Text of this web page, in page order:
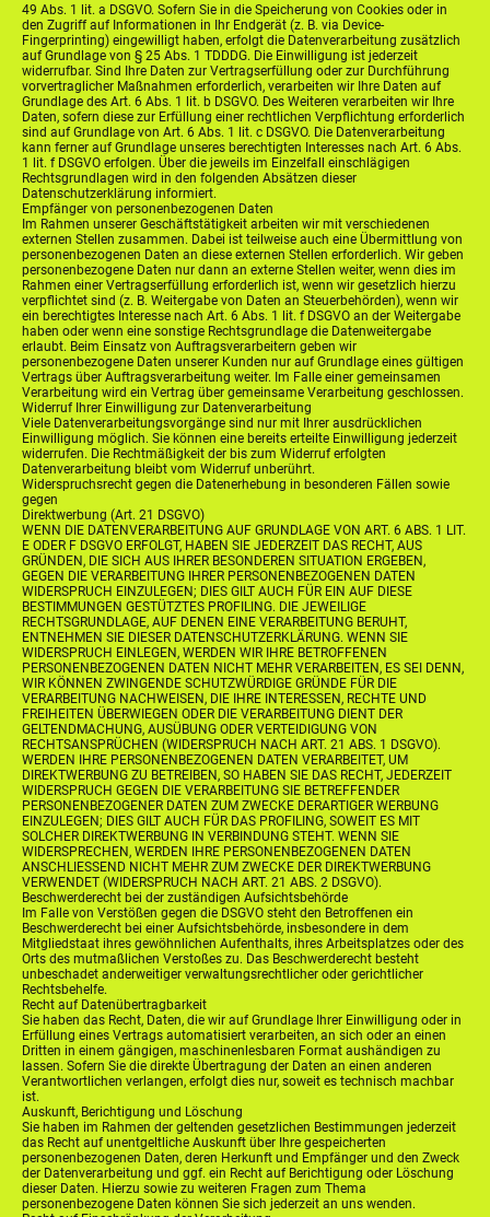
49 Abs. 1 lit. a DSGVO. Sofern Sie in die Speicherung von Cookies oder in
den Zugriff auf Informationen in Ihr Endgerät (z. B. via Device-
Fingerprinting) eingewilligt haben, erfolgt die Datenverarbeitung zusätzlich
auf Grundlage von § 25 Abs. 1 TDDDG. Die Einwilligung ist jederzeit
widerrufbar. Sind Ihre Daten zur Vertragserfüllung oder zur Durchführung
vorvertraglicher Maßnahmen erforderlich, verarbeiten wir Ihre Daten auf
Grundlage des Art. 6 Abs. 1 lit. b DSGVO. Des Weiteren verarbeiten wir Ihre
Daten, sofern diese zur Erfüllung einer rechtlichen Verpflichtung erforderlich
sind auf Grundlage von Art. 6 Abs. 1 lit. c DSGVO. Die Datenverarbeitung
kann ferner auf Grundlage unseres berechtigten Interesses nach Art. 6 Abs.
1 lit. f DSGVO erfolgen. Über die jeweils im Einzelfall einschlägigen
Rechtsgrundlagen wird in den folgenden Absätzen dieser
Datenschutzerklärung informiert.
Empfänger von personenbezogenen Daten
Im Rahmen unserer Geschäftstätigkeit arbeiten wir mit verschiedenen
externen Stellen zusammen. Dabei ist teilweise auch eine Übermittlung von
personenbezogenen Daten an diese externen Stellen erforderlich. Wir geben
personenbezogene Daten nur dann an externe Stellen weiter, wenn dies im
Rahmen einer Vertragserfüllung erforderlich ist, wenn wir gesetzlich hierzu
verpflichtet sind (z. B. Weitergabe von Daten an Steuerbehörden), wenn wir
ein berechtigtes Interesse nach Art. 6 Abs. 1 lit. f DSGVO an der Weitergabe
haben oder wenn eine sonstige Rechtsgrundlage die Datenweitergabe
erlaubt. Beim Einsatz von Auftragsverarbeitern geben wir
personenbezogene Daten unserer Kunden nur auf Grundlage eines gültigen
Vertrags über Auftragsverarbeitung weiter. Im Falle einer gemeinsamen
Verarbeitung wird ein Vertrag über gemeinsame Verarbeitung geschlossen.
Widerruf Ihrer Einwilligung zur Datenverarbeitung
Viele Datenverarbeitungsvorgänge sind nur mit Ihrer ausdrücklichen
Einwilligung möglich. Sie können eine bereits erteilte Einwilligung jederzeit
widerrufen. Die Rechtmäßigkeit der bis zum Widerruf erfolgten
Datenverarbeitung bleibt vom Widerruf unberührt.
Widerspruchsrecht gegen die Datenerhebung in besonderen Fällen sowie
gegen
Direktwerbung (Art. 21 DSGVO)
WENN DIE DATENVERARBEITUNG AUF GRUNDLAGE VON ART. 6 ABS. 1 LIT.
E ODER F DSGVO ERFOLGT, HABEN SIE JEDERZEIT DAS RECHT, AUS
GRÜNDEN, DIE SICH AUS IHRER BESONDEREN SITUATION ERGEBEN,
GEGEN DIE VERARBEITUNG IHRER PERSONENBEZOGENEN DATEN
WIDERSPRUCH EINZULEGEN; DIES GILT AUCH FÜR EIN AUF DIESE
BESTIMMUNGEN GESTÜTZTES PROFILING. DIE JEWEILIGE
RECHTSGRUNDLAGE, AUF DENEN EINE VERARBEITUNG BERUHT,
ENTNEHMEN SIE DIESER DATENSCHUTZERKLÄRUNG. WENN SIE
WIDERSPRUCH EINLEGEN, WERDEN WIR IHRE BETROFFENEN
PERSONENBEZOGENEN DATEN NICHT MEHR VERARBEITEN, ES SEI DENN,
WIR KÖNNEN ZWINGENDE SCHUTZWÜRDIGE GRÜNDE FÜR DIE
VERARBEITUNG NACHWEISEN, DIE IHRE INTERESSEN, RECHTE UND
FREIHEITEN ÜBERWIEGEN ODER DIE VERARBEITUNG DIENT DER
GELTENDMACHUNG, AUSÜBUNG ODER VERTEIDIGUNG VON
RECHTSANSPRÜCHEN (WIDERSPRUCH NACH ART. 21 ABS. 1 DSGVO).
WERDEN IHRE PERSONENBEZOGENEN DATEN VERARBEITET, UM
DIREKTWERBUNG ZU BETREIBEN, SO HABEN SIE DAS RECHT, JEDERZEIT
WIDERSPRUCH GEGEN DIE VERARBEITUNG SIE BETREFFENDER
PERSONENBEZOGENER DATEN ZUM ZWECKE DERARTIGER WERBUNG
EINZULEGEN; DIES GILT AUCH FÜR DAS PROFILING, SOWEIT ES MIT
SOLCHER DIREKTWERBUNG IN VERBINDUNG STEHT. WENN SIE
WIDERSPRECHEN, WERDEN IHRE PERSONENBEZOGENEN DATEN
ANSCHLIESSEND NICHT MEHR ZUM ZWECKE DER DIREKTWERBUNG
VERWENDET (WIDERSPRUCH NACH ART. 21 ABS. 2 DSGVO).
Beschwerderecht bei der zuständigen Aufsichtsbehörde
Im Falle von Verstößen gegen die DSGVO steht den Betroffenen ein
Beschwerderecht bei einer Aufsichtsbehörde, insbesondere in dem
Mitgliedstaat ihres gewöhnlichen Aufenthalts, ihres Arbeitsplatzes oder des
Orts des mutmaßlichen Verstoßes zu. Das Beschwerderecht besteht
unbeschadet anderweitiger verwaltungsrechtlicher oder gerichtlicher
Rechtsbehelfe.
Recht auf Datenübertragbarkeit
Sie haben das Recht, Daten, die wir auf Grundlage Ihrer Einwilligung oder in
Erfüllung eines Vertrags automatisiert verarbeiten, an sich oder an einen
Dritten in einem gängigen, maschinenlesbaren Format aushändigen zu
lassen. Sofern Sie die direkte Übertragung der Daten an einen anderen
Verantwortlichen verlangen, erfolgt dies nur, soweit es technisch machbar
ist.
Auskunft, Berichtigung und Löschung
Sie haben im Rahmen der geltenden gesetzlichen Bestimmungen jederzeit
das Recht auf unentgeltliche Auskunft über Ihre gespeicherten
personenbezogenen Daten, deren Herkunft und Empfänger und den Zweck
der Datenverarbeitung und ggf. ein Recht auf Berichtigung oder Löschung
dieser Daten. Hierzu sowie zu weiteren Fragen zum Thema
personenbezogene Daten können Sie sich jederzeit an uns wenden.